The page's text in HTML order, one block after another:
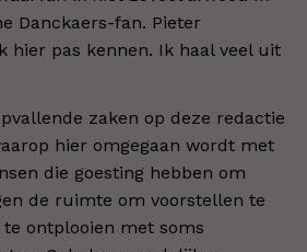
Danckaers-fan. Pieter
hier pas kennen. Ik haal veel uit
zaken op deze redactie
hier omgegaan wordt met
die goesting hebben om
de ruimte om voorstellen te
ontplooien met soms